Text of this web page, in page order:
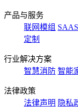
产品与服务
联网模组
定制
行业解决方案
智慧消防 智能
法律政策
法律声明 隐私